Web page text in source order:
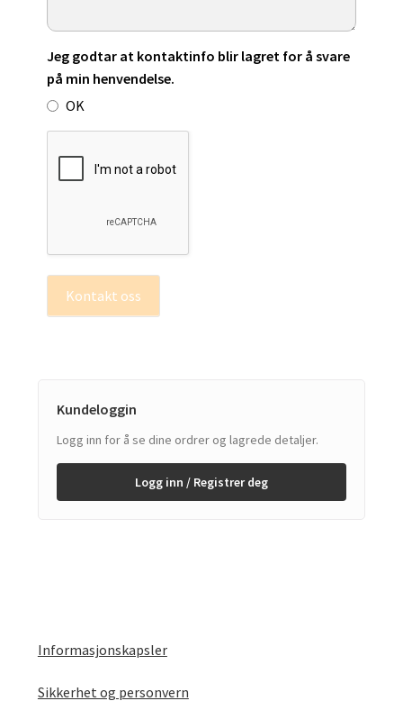
Jeg godtar at kontaktinfo blir lagret for å svare
på min henvendelse.
OK
Kontakt oss
Kundeloggin
Logg inn for å se dine ordrer og lagrede detaljer.
Logg inn / Registrer deg
Informasjonskapsler
Sikkerhet og personvern